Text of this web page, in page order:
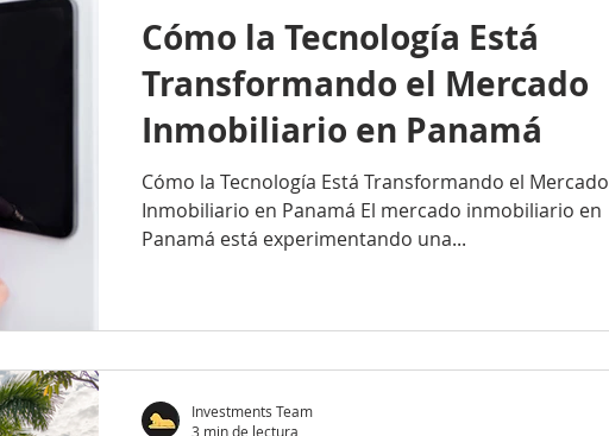
Cómo la Tecnología Está
Transformando el Mercado
Inmobiliario en Panamá
Cómo la Tecnología Está Transformando el Mercado
Inmobiliario en Panamá El mercado inmobiliario en
Panamá está experimentando una...
Investments Team
3 min de lectura